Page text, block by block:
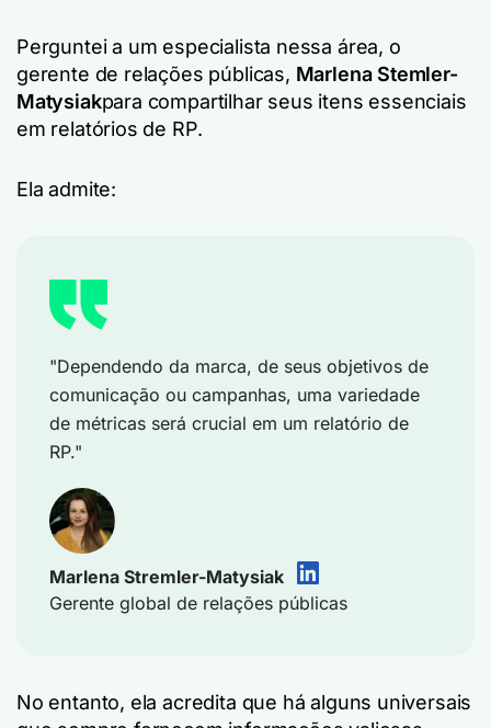
Perguntei a um especialista nessa área, o
gerente de relações públicas, Marlena Stemler-
Matysiakpara compartilhar seus itens essenciais
em relatórios de RP.
Ela admite:
"Dependendo da marca, de seus objetivos de
comunicação ou campanhas, uma variedade
de métricas será crucial em um relatório de
RP."
Marlena Stremler-Matysiak
Gerente global de relações públicas
No entanto, ela acredita que há alguns universais